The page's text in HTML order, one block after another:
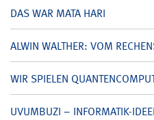
DAS WAR MATA HARI
ALWIN WALTHER: VOM
WIR SPIELEN
UVUMBUZI – INFORMATIK-